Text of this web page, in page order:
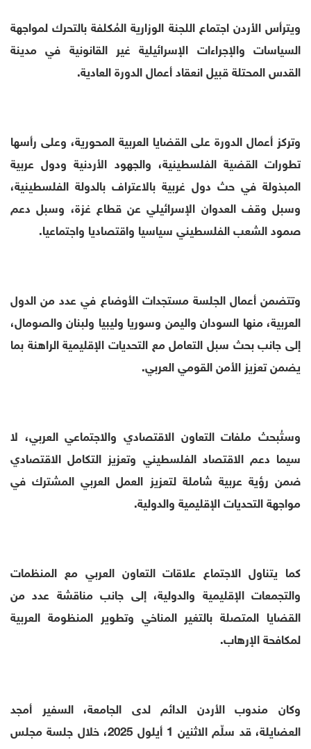
ويترأس الأردن اجتماع اللجنة الوزارية المُكلفة بالتحرك لمواجهة
السياسات والإجراءات الإسرائيلية غير القانونية في مدينة
القدس المحتلة قبيل انعقاد أعمال الدورة العادية.
وتركز أعمال الدورة على القضايا العربية المحورية، وعلى رأسها
تطورات القضية الفلسطينية، والجهود الأردنية ودول عربية
المبذولة في حث دول غربية بالاعتراف بالدولة الفلسطينية،
وسبل وقف العدوان الإسرائيلي عن قطاع غزة، وسبل دعم
صمود الشعب الفلسطيني سياسيا واقتصاديا واجتماعيا.
وتتضمن أعمال الجلسة مستجدات الأوضاع في عدد من الدول
العربية، منها السودان واليمن وسوريا وليبيا ولبنان والصومال،
إلى جانب بحث سبل التعامل مع التحديات الإقليمية الراهنة بما
يضمن تعزيز الأمن القومي العربي.
وستُبحث ملفات التعاون الاقتصادي والاجتماعي العربي، لا
سيما دعم الاقتصاد الفلسطيني وتعزيز التكامل الاقتصادي
ضمن رؤية عربية شاملة لتعزيز العمل العربي المشترك في
مواجهة التحديات الإقليمية والدولية.
كما يتناول الاجتماع علاقات التعاون العربي مع المنظمات
والتجمعات الإقليمية والدولية، إلى جانب مناقشة عدد من
القضايا المتصلة بالتغير المناخي وتطوير المنظومة العربية
لمكافحة الإرهاب.
وكان مندوب الأردن الدائم لدى الجامعة، السفير أمجد
العضايلة، قد سلّم الاثنين 1 أيلول 2025، خلال جلسة مجلس